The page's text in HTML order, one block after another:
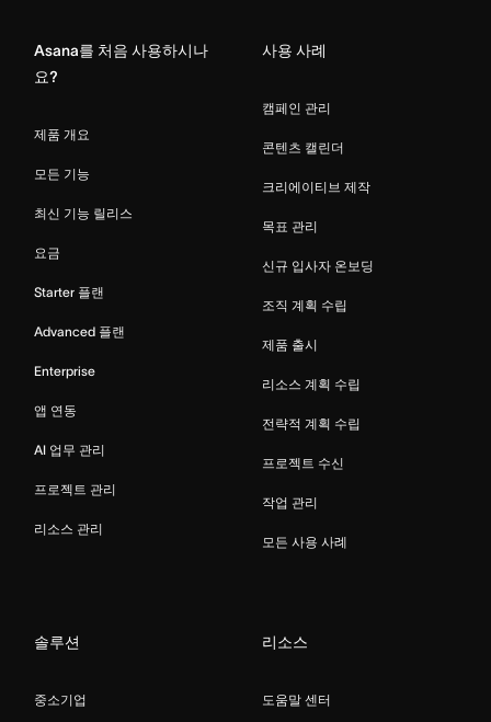
Asana를 처음 사용하시나
요?
제품 개요
모든 기능
최신 기능 릴리스
요금
Starter 플랜
Advanced 플랜
Enterprise
앱 연동
AI 업무 관리
프로젝트 관리
리소스 관리
사용 사례
캠페인 관리
콘텐츠 캘린더
크리에이티브 제작
목표 관리
신규 입사자 온보딩
조직 계획 수립
제품 출시
리소스 계획 수립
전략적 계획 수립
프로젝트 수신
작업 관리
모든 사용 사례
솔루션
중소기업
리소스
도움말 센터